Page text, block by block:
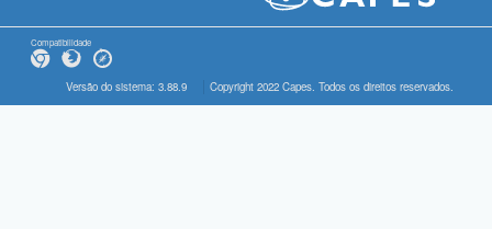
Compatibilidade
Versão do sistema: 3.88.9 Copyright 2022 Capes. Todos os direitos reservados.